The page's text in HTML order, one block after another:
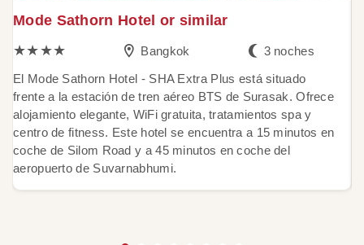
Mode Sathorn Hotel or similar
★★★★
Bangkok 3 noches
El Mode Sathorn Hotel - SHA Extra Plus está situado
frente a la estación de tren aéreo BTS de Surasak. Ofrece
alojamiento elegante, WiFi gratuita, tratamientos spa y
centro de fitness. Este hotel se encuentra a 15 minutos en
coche de Silom Road y a 45 minutos en coche del
aeropuerto de Suvarnabhumi.